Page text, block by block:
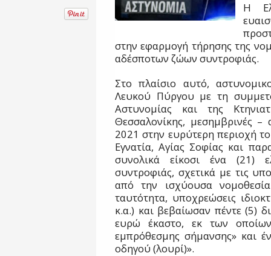
Η
στην εφαρμογή τήρησης της
αδέσποτων ζώων συντροφιάς.
Στο πλαίσιο αυτό,
Λευκού Πύργου με τη
Αστυνομίας και της
Θεσσαλονίκης, μεσημβρινές
2021 στην ευρύτερη περιοχή
Εγνατία, Αγίας Σοφίας και
συνολικά είκοσι ένα (21)
συντροφιάς, σχετικά με τις
από την ισχύουσα
ταυτότητα, υποχρεώσεις
κ.α.) και βεβαίωσαν πέντε (5)
ευρώ έκαστο, εκ των
εμπρόθεσμης σήμανσης» και
οδηγού (λουρί)».